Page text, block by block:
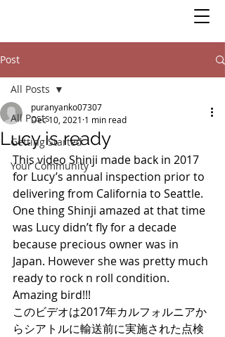
Post
All Posts
Getting Started
Your Community
All Posts
Lucy is ready
puranyanko07307
Dec 10, 2021 1 min read
This video Shinji made back in 2017
for Lucy’s annual inspection prior to
delivering from California to Seattle.
One thing Shinji amazed at that time
was Lucy didn’t fly for a decade
because precious owner was in
Japan. However she was pretty much
ready to rock n roll condition.
Amazing bird!!!
このビデオは2017年カルフォルニアか
らシアトルに輸送前に実施された点検